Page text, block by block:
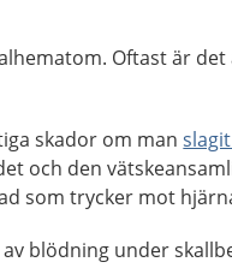
Oftast är det
skador om man
och den
som trycker mot
blödning under